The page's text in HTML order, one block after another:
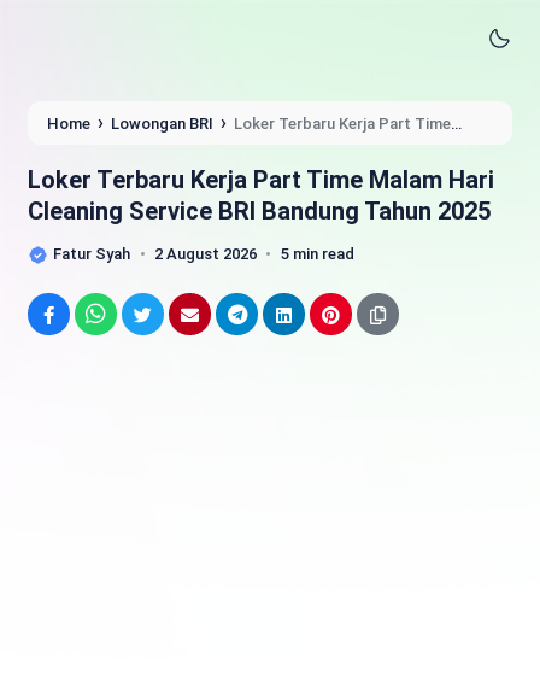
Home › Lowongan BRI › Loker Terbaru Kerja Part Time
Loker Terbaru Kerja Part Time Malam Hari
Cleaning Service BRI Bandung Tahun 2025
Fatur Syah 2 August 2026 5 min read